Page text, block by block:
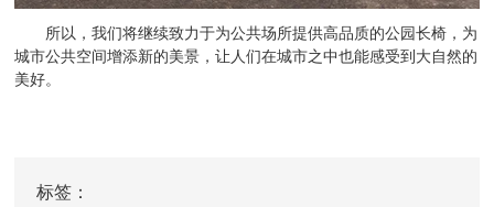
所以，我们将继续致力于为公共场所提供高品质的公园长椅，为
城市公共空间增添新的美景，让人们在城市之中也能感受到大自然的
美好。
标签：